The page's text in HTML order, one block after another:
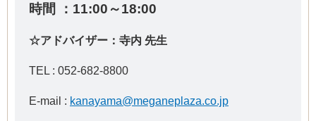
時間 ：11:00～18:00
☆アドバイザー：寺内 先生
TEL : 052-682-8800
E-mail : kanayama@meganeplaza.co.jp